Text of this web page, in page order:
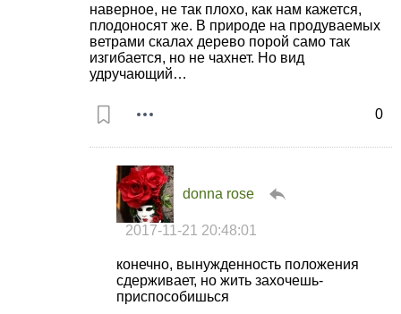
0
наверное, не так плохо, как нам кажется,
плодоносят же. В природе на продуваемых
ветрами скалах дерево порой само так
изгибается, но не чахнет. Но вид
удручающий…
donna rose
2017-11-21 20:48:01
конечно, вынужденность положения
сдерживает, но жить захочешь-
приспособишься